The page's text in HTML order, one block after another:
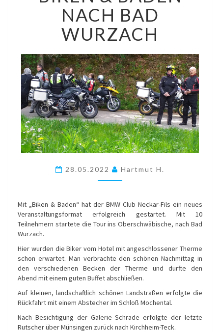
NACH
BAD
WURZACH
NACH BAD
WURZACH
28.05.2022 Hartmut H.
Mit „Biken & Baden“ hat der BMW Club Neckar-Fils ein neues
Veranstaltungsformat erfolgreich gestartet. Mit 10
Teilnehmern startete die Tour ins Oberschwäbische, nach Bad
Wurzach.
Hier wurden die Biker vom Hotel mit angeschlossener Therme
schon erwartet. Man verbrachte den schönen Nachmittag in
den verschiedenen Becken der Therme und durfte den
Abend mit einem guten Buffet abschließen.
Auf kleinen, landschaftlich schönen Landstraßen erfolgte die
Rückfahrt mit einem Abstecher im Schloß Mochental.
Nach Besichtigung der Galerie Schrade erfolgte der letzte
Rutscher über Münsingen zurück nach Kirchheim-Teck.